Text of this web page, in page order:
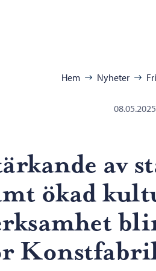
Hem Nyheter
08.05.2025
av
ökad